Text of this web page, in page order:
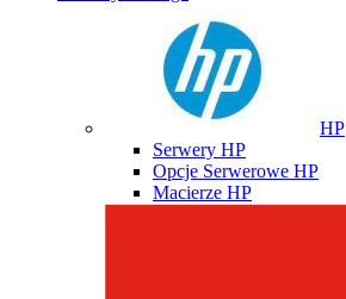
HP
Serwery HP
Opcje Serwerowe HP
Macierze HP